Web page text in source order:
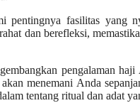
pentingnya fasilitas yang
dan berefleksi,
pengalaman
menemani Anda
tentang ritual dan adat